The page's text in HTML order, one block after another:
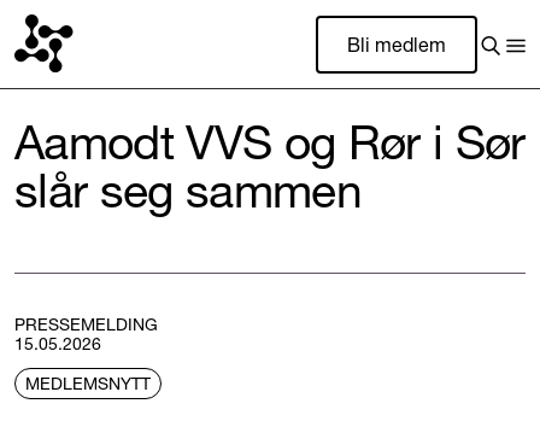
Bli medlem
Aamodt VVS og Rør i Sør
slår seg sammen
PRESSEMELDING
15.05.2026
MEDLEMSNYTT